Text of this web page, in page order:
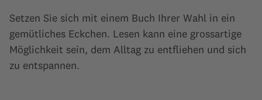
Setzen Sie sich mit einem Buch Ihrer Wahl in ein
gemütliches Eckchen. Lesen kann eine grossartige
Möglichkeit sein, dem Alltag zu entfliehen und sich
zu entspannen.